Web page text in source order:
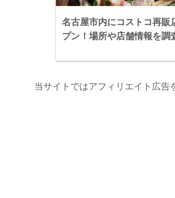
名古屋市内にコストコ再販
プン！場所や店舗情報を調
当サイトではアフィリエイト広告